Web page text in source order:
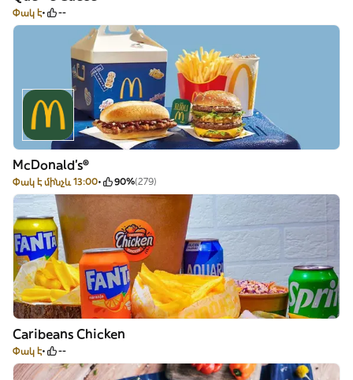
Փակ է --
McDonald's®
Փակ է մինչև 13:00 90%(279)
Caribeans Chicken
Փակ է --